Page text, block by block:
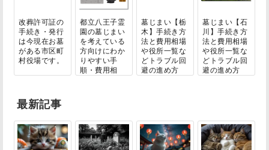
改葬許可証の
手続き・発行
は今現在お墓
がある市区町
村役場です。
都立八王子霊
園の墓じまい
を考えている
方向けにわか
りやすい手
順・費用相
場・...
墓じまい【栃
木】手続き方
法と費用相場
や役所一覧な
どトラブル回
避の進め方
墓じまい【石
川】手続き方
法と費用相場
や役所一覧な
どトラブル回
避の進め方
最新記事